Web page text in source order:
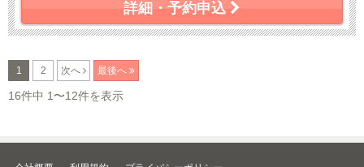
詳細・予約申込
1 2 次へ 最後へ
16件中 1〜12件を表示